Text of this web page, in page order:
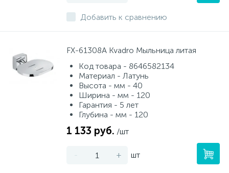
Добавить к сравнению
FX-61308A Kvadro Мыльница литая
Код товара - 8646582134
Материал - Латунь
Высота - мм - 40
Ширина - мм - 120
Гарантия - 5 лет
Глубина - мм - 120
1 133 руб. /шт
- + шт